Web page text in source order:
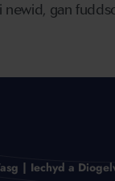
newid, gan
Iechyd a